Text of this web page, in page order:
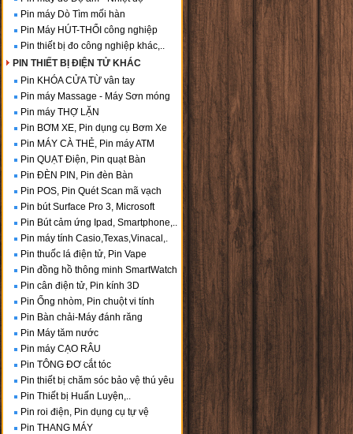
Pin máy Dò Tìm mối hàn
Pin Máy HÚT-THỔI công nghiệp
Pin thiết bị đo công nghiệp khác,..
PIN THIẾT BỊ ĐIỆN TỬ KHÁC
Pin KHÓA CỬA TỪ vân tay
Pin máy Massage - Máy Sơn móng
Pin máy THỢ LẶN
Pin BƠM XE, Pin dụng cụ Bơm Xe
Pin MÁY CÀ THẺ, Pin máy ATM
Pin QUẠT Điện, Pin quạt Bàn
Pin ĐÈN PIN, Pin đèn Bàn
Pin POS, Pin Quét Scan mã vạch
Pin bút Surface Pro 3, Microsoft
Pin Bút cảm ứng Ipad, Smartphone,..
Pin máy tính Casio,Texas,Vinacal,.
Pin thuốc lá điện tử, Pin Vape
Pin đồng hồ thông minh SmartWatch
Pin cân điện tử, Pin kính 3D
Pin Ống nhòm, Pin chuột vi tính
Pin Bàn chải-Máy đánh răng
Pin Máy tăm nước
Pin máy CẠO RÂU
Pin TÔNG ĐƠ cắt tóc
Pin thiết bị chăm sóc bảo vệ thú yêu
Pin Thiết bị Huấn Luyện,..
Pin roi điện, Pin dụng cụ tự vệ
Pin THANG MÁY